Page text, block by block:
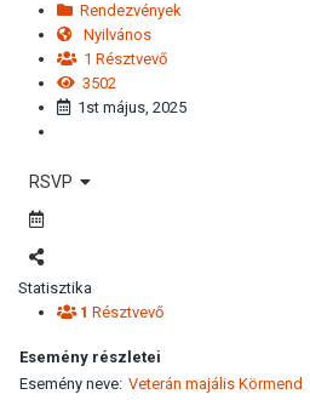
Rendezvények
Nyilvános
1 Résztvevő
3502
1st május, 2025
RSVP
Statisztika
1 Résztvevő
Esemény részletei
Esemény neve: Veterán majális Körmend